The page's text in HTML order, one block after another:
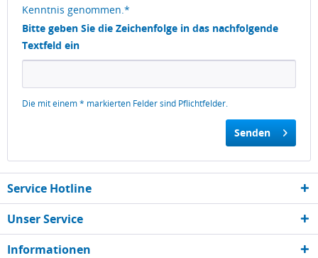
Kenntnis genommen.*
Bitte geben Sie die Zeichenfolge in das nachfolgende
Textfeld ein
Die mit einem * markierten Felder sind Pflichtfelder.
Senden
Service Hotline
Unser Service
Informationen